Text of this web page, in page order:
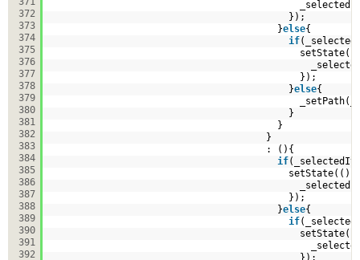
372
373
374
375
376
377
378
379
380
381
382
383
384
385
386
387
388
389
390
391
392
});
}else{
if
}else{
}
}
}
: (){
if
setState(()
});
}else{
if
});